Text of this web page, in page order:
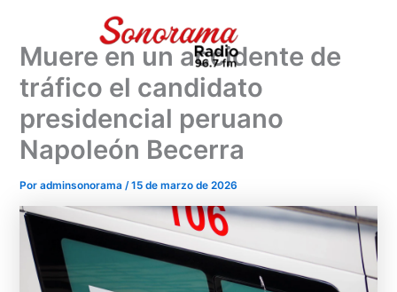
contenido
Muere en un accidente de
tráfico el candidato
presidencial peruano
Napoleón Becerra
Poradminsonorama/15 de marzo de 2026